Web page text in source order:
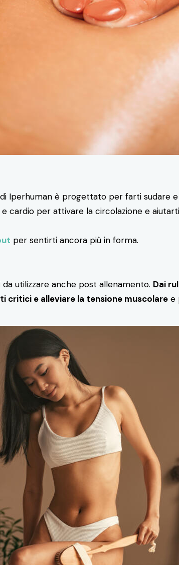
di Iperhuman è progettato per farti sudare
cardio per attivare la circolazione e
per sentirti ancora più in forma.
utilizzare anche post allenamento. Dai
critici e alleviare la tensione muscolare e